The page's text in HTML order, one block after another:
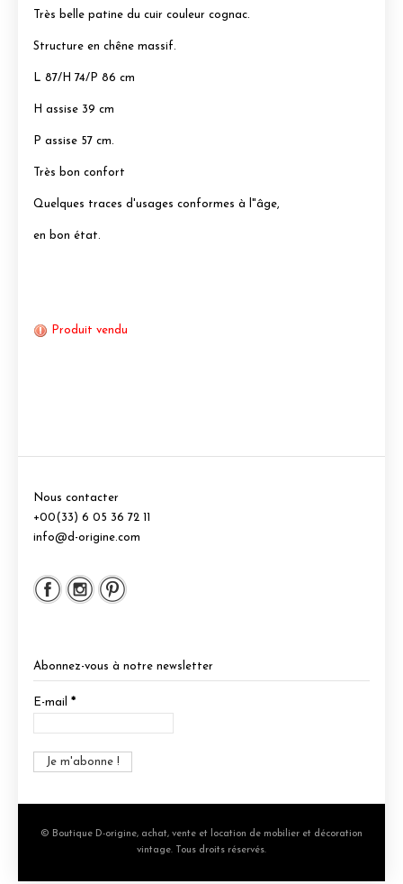
Très belle patine du cuir couleur cognac.
Structure en chêne massif.
L 87/H 74/P 86 cm
H assise 39 cm
P assise 57 cm.
Très bon confort
Quelques traces d'usages conformes à l"âge,
en bon état.
Produit vendu
Nous contacter
+00(33) 6 05 36 72 11
info@d-origine.com
Abonnez-vous à notre newsletter
E-mail *
© Boutique D-origine, achat, vente et location de mobilier et décoration
vintage. Tous droits réservés.